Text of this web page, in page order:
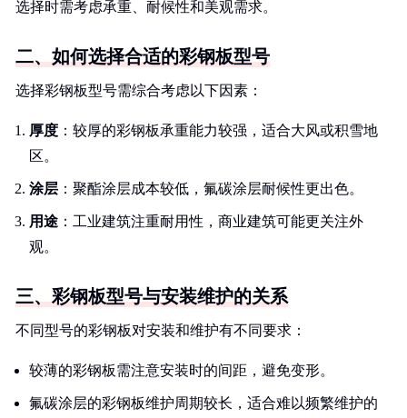
选择时需考虑承重、耐候性和美观需求。
二、如何选择合适的彩钢板型号
选择彩钢板型号需综合考虑以下因素：
厚度 ：较厚的彩钢板承重能力较强，适合大风或积雪地
区。
涂层 ：聚酯涂层成本较低，氟碳涂层耐候性更出色。
用途 ：工业建筑注重耐用性，商业建筑可能更关注外
观。
三、彩钢板型号与安装维护的关系
不同型号的彩钢板对安装和维护有不同要求：
较薄的彩钢板需注意安装时的间距，避免变形。
氟碳涂层的彩钢板维护周期较长，适合难以频繁维护的